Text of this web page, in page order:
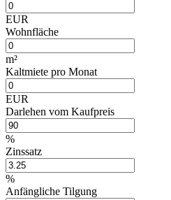
EUR
Wohnfläche
m²
Kaltmiete pro Monat
EUR
Darlehen vom Kaufpreis
%
Zinssatz
%
Anfängliche Tilgung